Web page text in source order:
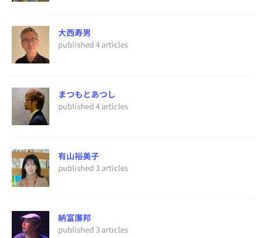
大西寿男
published 4 articles
まつもとあつし
published 4 articles
有山裕美子
published 3 articles
納富廉邦
published 3 articles